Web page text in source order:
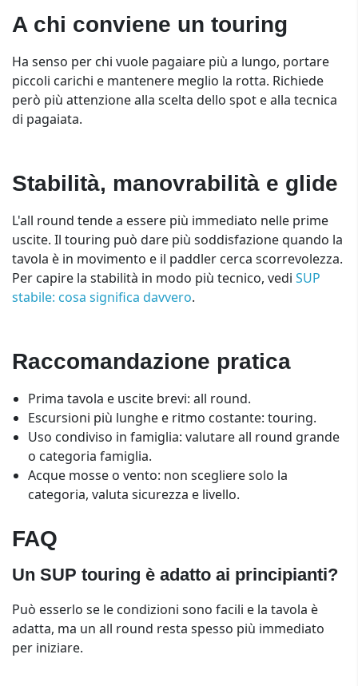
A chi conviene un touring
Ha senso per chi vuole pagaiare più a lungo, portare
piccoli carichi e mantenere meglio la rotta. Richiede
però più attenzione alla scelta dello spot e alla tecnica
di pagaiata.
Stabilità, manovrabilità e glide
L'all round tende a essere più immediato nelle prime
uscite. Il touring può dare più soddisfazione quando la
tavola è in movimento e il paddler cerca scorrevolezza.
Per capire la stabilità in modo più tecnico, vedi SUP
stabile: cosa significa davvero.
Raccomandazione pratica
Prima tavola e uscite brevi: all round.
Escursioni più lunghe e ritmo costante: touring.
Uso condiviso in famiglia: valutare all round grande
o categoria famiglia.
Acque mosse o vento: non scegliere solo la
categoria, valuta sicurezza e livello.
FAQ
Un SUP touring è adatto ai principianti?
Può esserlo se le condizioni sono facili e la tavola è
adatta, ma un all round resta spesso più immediato
per iniziare.